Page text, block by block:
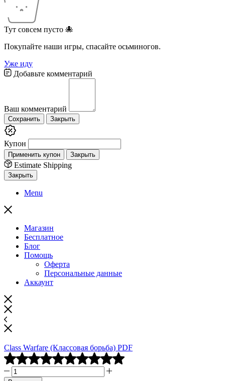
Тут совсем пусто 🐙
Покупайте наши игры, спасайте осьминогов.
Уже иду
Добавьте комментарий
Ваш комментарий
Сохранить Закрыть
Купон
Применить купон Закрыть
Estimate Shipping
Закрыть
Menu
Магазин
Бесплатное
Блог
Помощь
Оферта
Персональные данные
Аккаунт
Class Warfare (Классовая борьба) PDF
5.00
Количество